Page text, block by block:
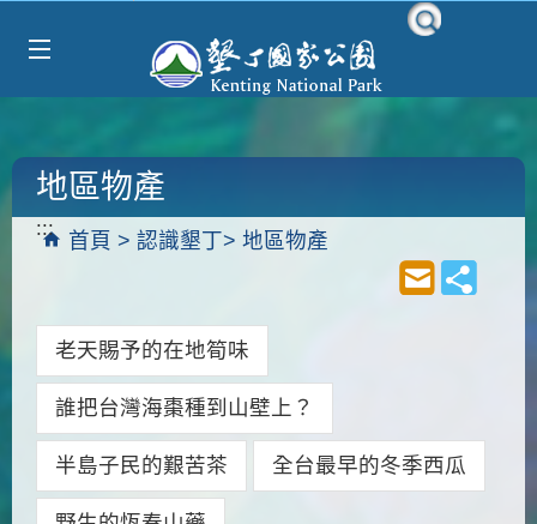
:::
首頁 認識墾丁 地區物產
地區物產
老天賜予的在地筍味
誰把台灣海棗種到山壁上？
半島子民的艱苦茶 全台最早的冬季西瓜